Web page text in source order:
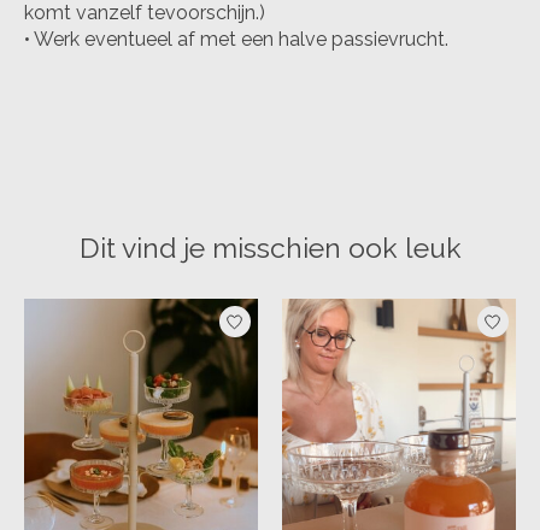
komt vanzelf tevoorschijn.)
• Werk eventueel af met een halve passievrucht.
Dit vind je misschien ook leuk
Items van productcarrousel